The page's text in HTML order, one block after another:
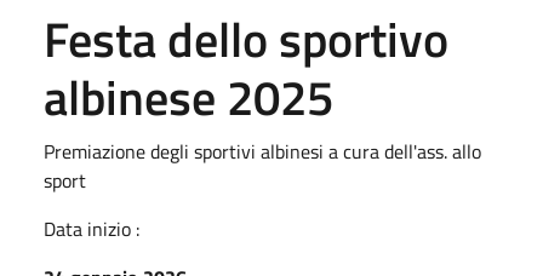
Festa dello sportivo
albinese 2025
Premiazione degli sportivi albinesi a cura dell'ass. allo
sport
Data inizio :